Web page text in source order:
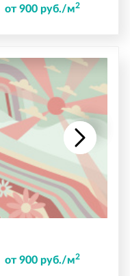
от 900 руб./м2
от 900 руб./м2